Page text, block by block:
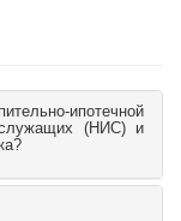
ипотечной
(НИС) и